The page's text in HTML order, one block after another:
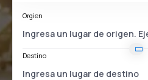
Orgien
Destino